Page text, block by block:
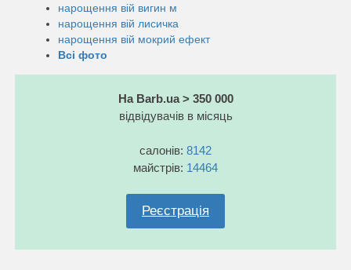
нарощення вій вигин м
нарощення вій лисичка
нарощення вій мокрий ефект
Всі фото
На Barb.ua > 350 000
відвідувачів в місяць
салонів: 8142
майстрів: 14464
Реєстрація